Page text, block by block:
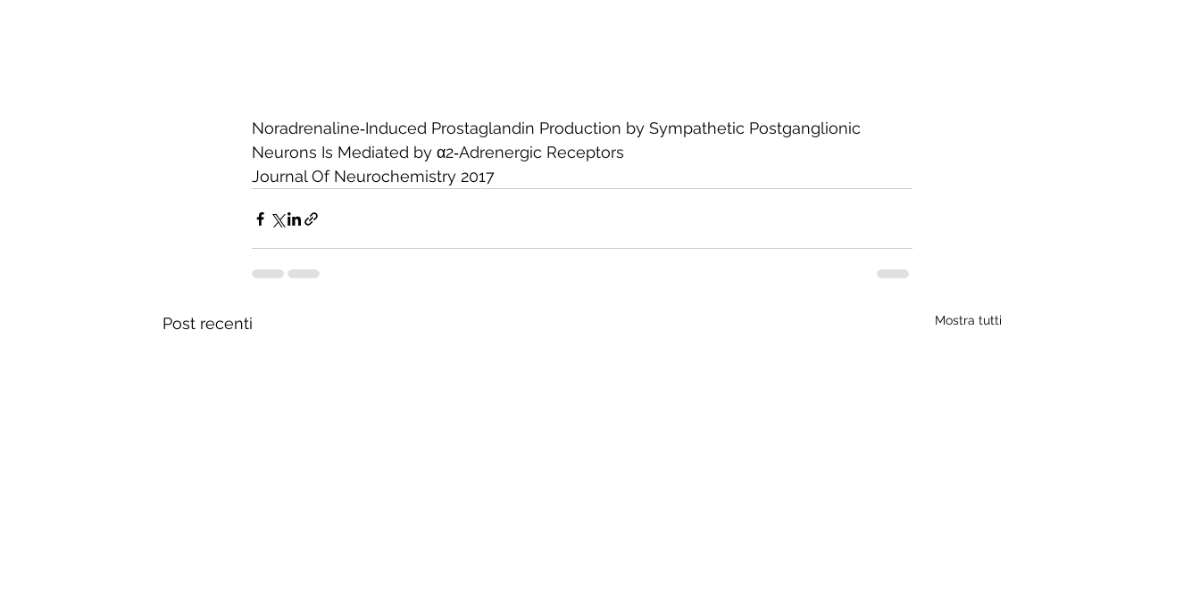
Noradrenaline‐Induced Prostaglandin Production by Sympathetic Postganglionic
Neurons Is Mediated by α2‐Adrenergic Receptors
Journal Of Neurochemistry 2017
Post recenti Mostra tutti